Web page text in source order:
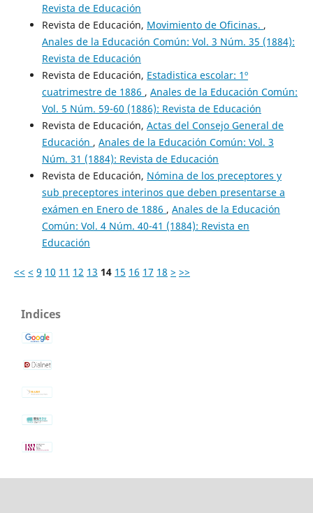
Revista de Educación
Revista de Educación, Movimiento de Oficinas. ,
Anales de la Educación Común: Vol. 3 Núm. 35 (1884):
Revista de Educación
Revista de Educación, Estadistica escolar: 1º
cuatrimestre de 1886 , Anales de la Educación Común:
Vol. 5 Núm. 59-60 (1886): Revista de Educación
Revista de Educación, Actas del Consejo General de
Educación , Anales de la Educación Común: Vol. 3
Núm. 31 (1884): Revista de Educación
Revista de Educación, Nómina de los preceptores y
sub preceptores interinos que deben presentarse a
exámen en Enero de 1886 , Anales de la Educación
Común: Vol. 4 Núm. 40-41 (1884): Revista en
Educación
<< < 9 10 11 12 13 14 15 16 17 18 > >>
Indices